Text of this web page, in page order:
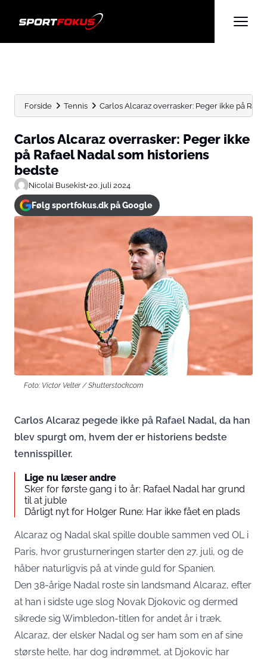
Forside Tennis Carlos Alcaraz overrasker: Peger ikke på
Carlos Alcaraz overrasker: Peger ikke
på Rafael Nadal som historiens
bedste
Nicolai Busekist•20. juli 2024
Følg sportfokus.dk på Google
Foto: Victor Velter / Shutterstock.com
Carlos Alcaraz pegede ikke på Rafael Nadal, da han
blev spurgt om, hvem der er historiens bedste
tennisspiller.
Lige nu læser andre
Sker for første gang i to år: Rafael Nadal har grund
til at juble
Dårligt nyt for Holger Rune: Har ikke fået en plads
Alcaraz og Nadal skal spille double sammen ved OL i
Paris, hvor grusturneringen starter den 27. juli, og de
håber naturligvis på at vinde guld for Spanien.
Den 38-årige Nadal roste sin landsmand Alcaraz, efter
at han i sidste uge slog Novak Djokovic og dermed
sikrede sig Wimbledon-titlen for andet år i træk.
Alcaraz, der elsker Nadal og ser ham som en af sine
største helte, har dog indrømmet, at Djokovic har